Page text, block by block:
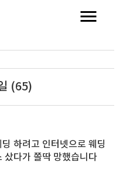
(65)
딩 하려고 인터넷으로 웨딩
샀다가 쫄딱 망했습니다